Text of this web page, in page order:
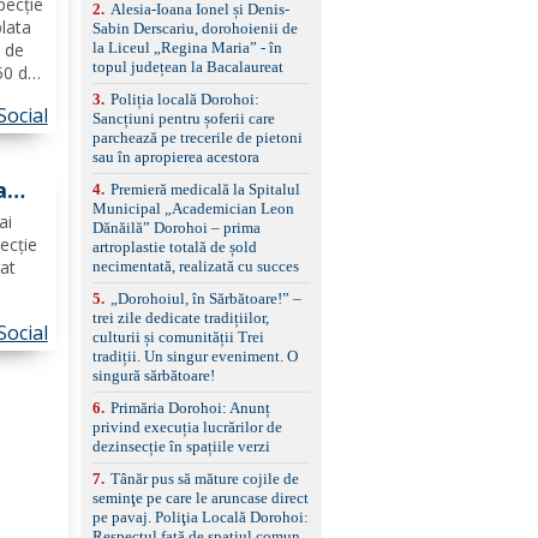
de
la
în
schimbare bandă și
menținere bandă Faruri
bi-xenon adaptive cu
asistent fază lungă
automată , lumini de zi
LED, proiectoare ceață
LED, spălătoare faruri
față/spate, cameră
marșarier Keyless entry
& start, geamuri electrice
față/spate, oglinzi
electrice, încălzite și
rabatabile Sistem hands-
free, Bluetooth, USB
Sistem start/stop, frână
de parcare electrică,
anvelope vară runflat
filtru de particule,
standard Euro 6 Trapă
panoramică, geamuri
remorcare Bonus: -
Covorașe textile montate
pe mașină. -Ofer și un
2. Alesia-Ioana Ionel și Denis-
Sabin Derscariu, dorohoienii de
la Liceul „Regina Maria” - în
topul județean la Bacalaureat
3. Poliția locală Dorohoi:
Sancțiuni pentru șoferii care
parchează pe trecerile de pietoni
sau în apropierea acestora
4. Premieră medicală la Spitalul
Municipal „Academician Leon
Dănăilă” Dorohoi – prima
artroplastie totală de șold
necimentată, realizată cu succes
5.
„Dorohoiul, în Sărbătoare!” –
trei zile dedicate tradițiilor,
culturii și comunității Trei
tradiții. Un singur eveniment. O
singură sărbătoare!
6. Primăria Dorohoi: Anunț
privind execuția lucrărilor de
dezinsecție în spațiile verzi
7. Tânăr pus să măture cojile de
seminţe pe care le aruncase direct
pe pavaj. Poliţia Locală Dorohoi: